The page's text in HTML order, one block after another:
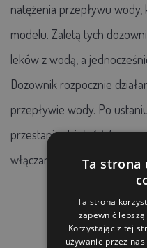
natężenia przepływu
modelu. Zaletą tych
leków z wodą, a
Dozownik rozpocznie
przepływie wody. Po
przestanie działać. W
włączania/wyłączania,
Ta strona
Ta strona
zapewnić
Korzystając z tej
używanie przez